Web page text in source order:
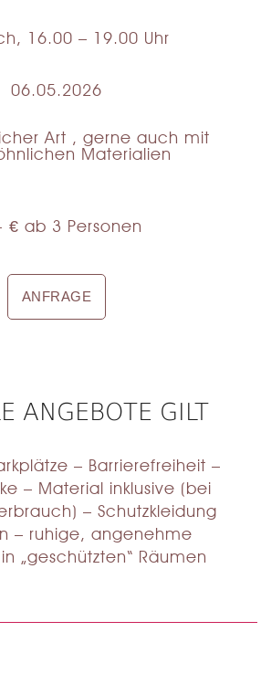
16.00 – 19.00 Uhr
06.05.2026
Art , gerne auch mit
Materialien
€ ab 3 Personen
ANFRAGE
ANGEBOTE GILT
– Barrierefreiheit –
– Material inklusive (bei
– Schutzkleidung
– ruhige, angenehme
„geschützten“ Räumen